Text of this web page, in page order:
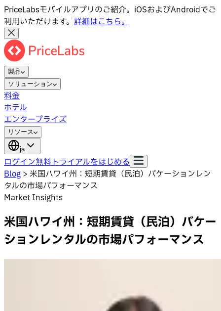
PriceLabsモバイルアプリのご紹介。iOSおよびAndroidでご
利用いただけます。 詳細はこちら。
製品
ソリューション
料金
ホテル
エンタープライズ
リソース
ja
ログイン無料トライアルをはじめる
Blog > 米国ハワイ州：短期賃貸（民泊）バケーションレン
タルの市場パフォーマンス
Market Insights
米国ハワイ州：短期賃貸（民泊）バケー
ションレンタルの市場パフォーマンス